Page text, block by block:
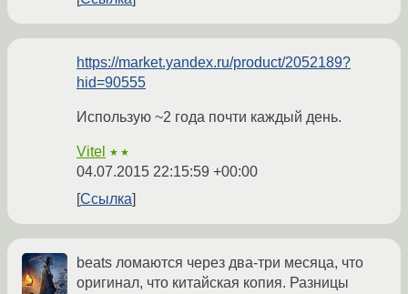
https://market.yandex.ru/product/2052189?
hid=90555
Использую ~2 года почти каждый день.
Vitel ★★
04.07.2015 22:15:59 +00:00
Ссылка
beats ломаются через два-три месяца, что
оригинал, что китайская копия. Разницы